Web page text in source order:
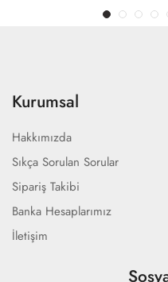
Kurumsal
Hakkımızda
Sıkça Sorulan Sorular
Sipariş Takibi
Banka Hesaplarımız
İletişim